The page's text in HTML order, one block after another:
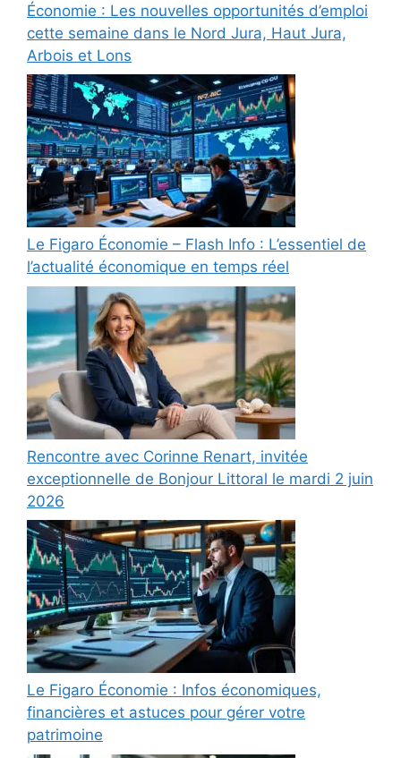
Économie : Les nouvelles opportunités d’emploi
cette semaine dans le Nord Jura, Haut Jura,
Arbois et Lons
Le Figaro Économie – Flash Info : L’essentiel de
l’actualité économique en temps réel
Rencontre avec Corinne Renart, invitée
exceptionnelle de Bonjour Littoral le mardi 2 juin
2026
Le Figaro Économie : Infos économiques,
financières et astuces pour gérer votre
patrimoine